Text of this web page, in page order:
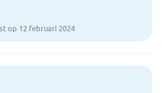
op 12 februari 2024